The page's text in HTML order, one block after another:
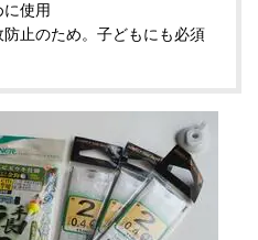
使用
止のため。子どもにも必須